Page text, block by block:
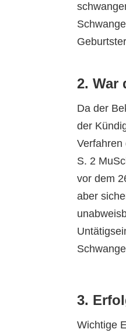
2. War
Da der
der
Verfahren
S. 2
vor dem
aber
3.
Wichtige